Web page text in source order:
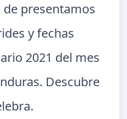
presentamos
y fechas
2021 del mes
Descubre